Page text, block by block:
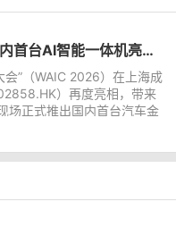
破局汽车金融AI落地难题！易鑫国内首台AI智能一体机亮相WAIC 2026
”（WAIC 2026）在上海成
）再度亮相，带来
场正式推出国内首台汽车金